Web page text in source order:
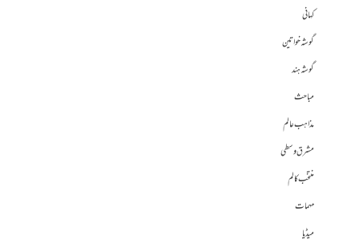
کہانی
گوشہ خواتین
گوشہ ہند
مباحث
مذاہب عالم
مشرق وسطی
منتخب کالم
مہمات
میڈیا